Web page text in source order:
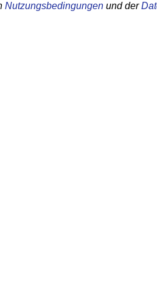
Nutzungsbedingungen und der